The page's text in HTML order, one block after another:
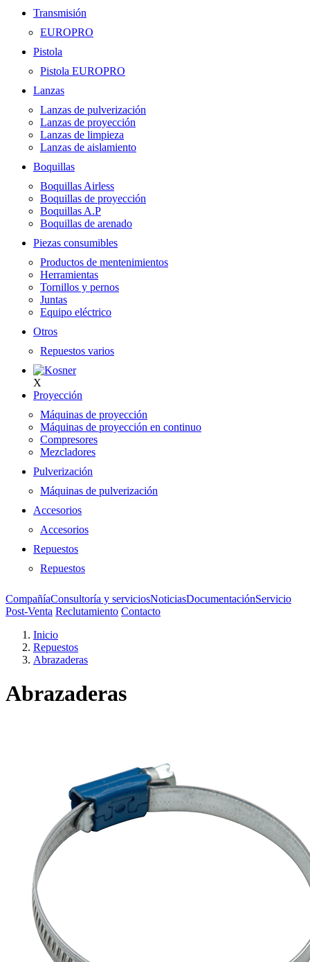
Transmisión
EUROPRO
Pistola
Pistola EUROPRO
Lanzas
Lanzas de pulverización
Lanzas de proyección
Lanzas de limpieza
Lanzas de aislamiento
Boquillas
Boquillas Airless
Boquillas de proyección
Boquillas A.P
Boquillas de arenado
Piezas consumibles
Productos de mentenimientos
Herramientas
Tornillos y pernos
Juntas
Equipo eléctrico
Otros
Repuestos varios
X
Proyección
Máquinas de proyección
Máquinas de proyección en continuo
Compresores
Mezcladores
Pulverización
Máquinas de pulverización
Accesorios
Accesorios
Repuestos
Repuestos
CompañíaConsultoría y serviciosNoticiasDocumentaciónServicio
Post-Venta Reclutamiento Contacto
Inicio
Repuestos
Abrazaderas
Abrazaderas